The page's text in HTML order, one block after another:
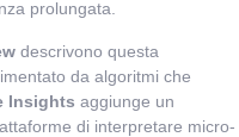
prolungata.
descrivono questa
da algoritmi che
Insights aggiunge un
di interpretare micro-